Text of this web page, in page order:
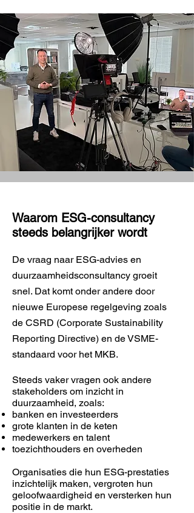
Waarom ESG-consultancy
steeds belangrijker wordt
De vraag naar ESG-advies en
duurzaamheidsconsultancy groeit
snel. Dat komt onder andere door
nieuwe Europese regelgeving zoals
de CSRD (Corporate Sustainability
Reporting Directive) en de VSME-
standaard voor het MKB.
Steeds vaker vragen ook andere
stakeholders om inzicht in
duurzaamheid, zoals:
banken en investeerders
grote klanten in de keten
medewerkers en talent
toezichthouders en overheden
Organisaties die hun ESG-prestaties
inzichtelijk maken, vergroten hun
geloofwaardigheid en versterken hun
positie in de markt.